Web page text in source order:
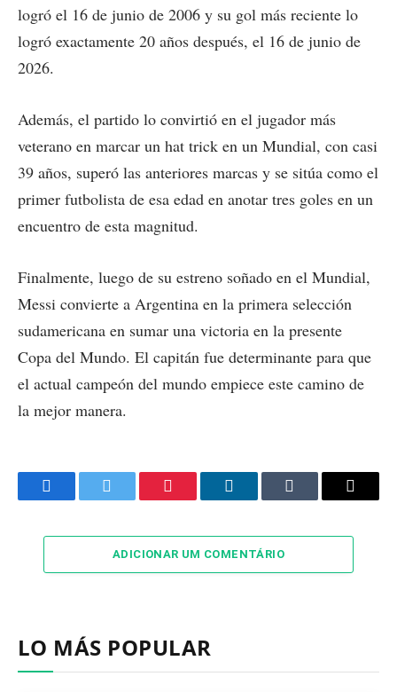
logró el 16 de junio de 2006 y su gol más reciente lo
logró exactamente 20 años después, el 16 de junio de
2026.
Además, el partido lo convirtió en el jugador más
veterano en marcar un hat trick en un Mundial, con casi
39 años, superó las anteriores marcas y se sitúa como el
primer futbolista de esa edad en anotar tres goles en un
encuentro de esta magnitud.
Finalmente, luego de su estreno soñado en el Mundial,
Messi convierte a Argentina en la primera selección
sudamericana en sumar una victoria en la presente
Copa del Mundo. El capitán fue determinante para que
el actual campeón del mundo empiece este camino de
la mejor manera.
FacebookTwitter Pinterest LinkedInTumblr Email
ADICIONAR UM COMENTÁRIO
LO MÁS POPULAR